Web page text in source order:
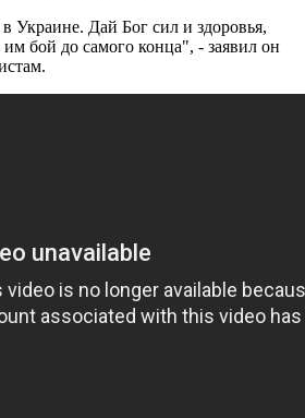
Украине. Дай Бог сил и здоровья,
им бой до самого конца", - заявил он